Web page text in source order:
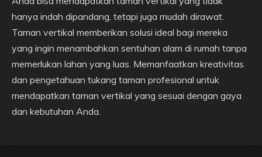
hanya indah dipandang, tetapi juga mudah dirawat.
Taman vertikal memberikan solusi ideal bagi mereka
yang ingin menambahkan sentuhan alam di rumah tanpa
memerlukan lahan yang luas. Memanfaatkan kreativitas
dan pengetahuan tukang taman profesional untuk
mendapatkan taman vertikal yang sesuai dengan gaya
dan kebutuhan Anda.